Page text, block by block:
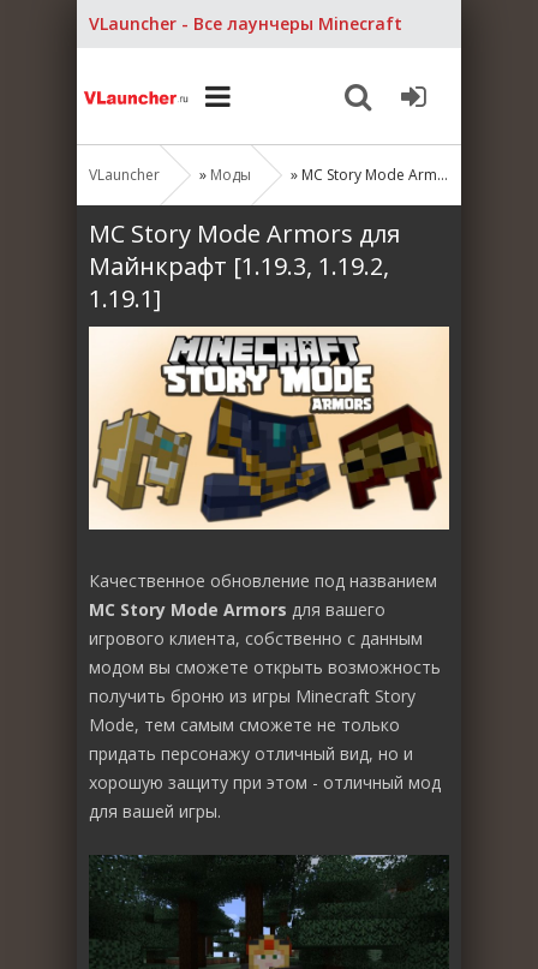
VLauncher - Все лаунчеры Minecraft
VLauncher » Моды » MC Story Mode Armors для Майнкрафт [1.19.3, 1.19.2, 1.19.1]
MC Story Mode Armors для
Майнкрафт [1.19.3, 1.19.2,
1.19.1]
Качественное обновление под названием
MC Story Mode Armors для вашего
игрового клиента, собственно с данным
модом вы сможете открыть возможность
получить броню из игры Minecraft Story
Mode, тем самым сможете не только
придать персонажу отличный вид, но и
хорошую защиту при этом - отличный мод
для вашей игры.